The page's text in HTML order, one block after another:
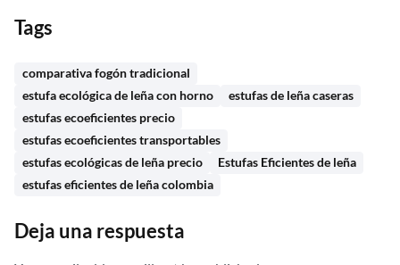
Tags
comparativa fogón tradicional
estufa ecológica de leña con horno
estufas de leña caseras
estufas ecoeficientes precio
estufas ecoeficientes transportables
estufas ecológicas de leña precio
Estufas Eficientes de leña
estufas eficientes de leña colombia
Deja una respuesta